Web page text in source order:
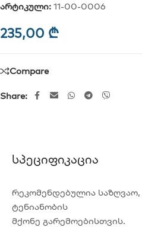
არტიკული: 11-00-0006
235,00 ₾
Compare
Share:
Სპეციფიკაცია
რეკომენდებულია
ტენიანობის
მქონე გარემოებისთვის.